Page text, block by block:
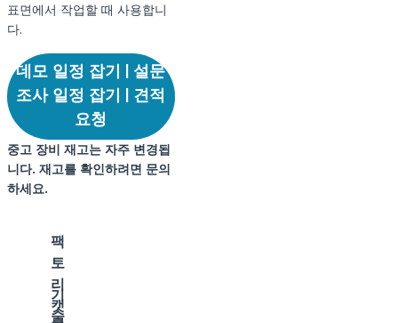
표면에서 작업할 때 사용합니
다.
데모 일정 잡기 | 설문
조사 일정 잡기 | 견적
요청
중고 장비 재고는 자주 변경됩
니다. 재고를 확인하려면 문의
하세요.
기
술
팩
토
리
캣